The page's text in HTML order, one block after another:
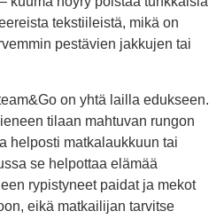
tekstiileistä, mikä on
pestävien jakkujen tai
on yhtä lailla edukseen.
tilaan mahtuvan rungon
helposti matkalaukkuun tai
se helpottaa elämää
rypistyneet paidat ja mekot
eikä matkailijan tarvitse